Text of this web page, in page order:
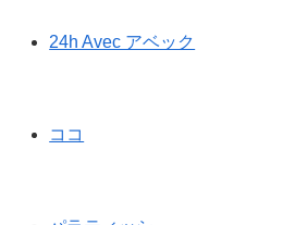
24h Avec アベック
ココ